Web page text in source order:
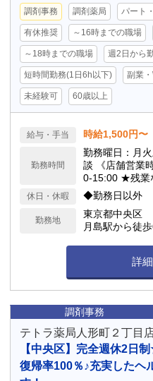
調剤事務 調剤薬局 パート
有休推奨 ～16時までの職場
～18時までの職場 週2日から
短時間勤務(1日6h以下) 副業
未経験可 60歳以上
給与・手当 時給1,500円〜
勤務時間
勤務曜日：月
談 《店舗営業
0-15:00 ★残業
休日・休暇 ◆勤務日以外
勤務地
東京都中央区
月島駅から徒
詳
調剤事務
テトラ薬局人形町２丁目
【中央区】完全週休2日
復帰率100％♪充実したヘ